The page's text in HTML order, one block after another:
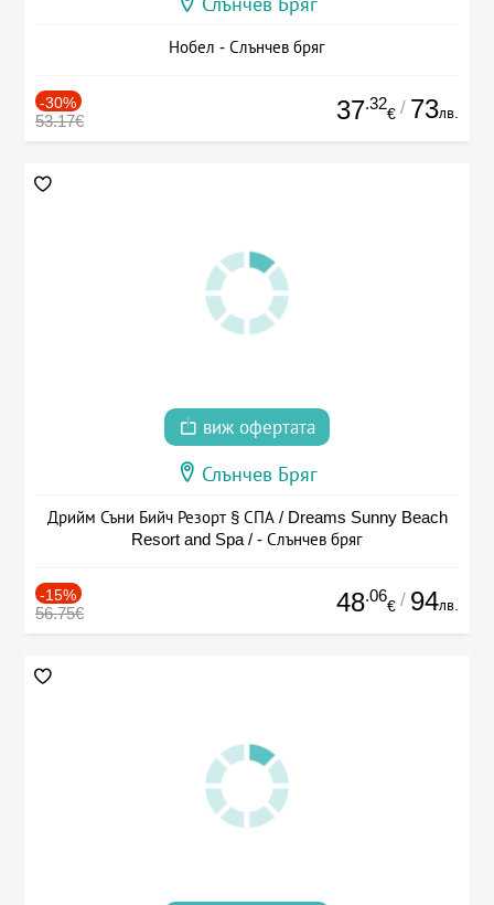
Нобел - Слънчев бряг
-30%
53.17€ 37.32
€ / 73лв.
виж офертата
Слънчев Бряг
Дрийм Съни Бийч Резорт § СПА / Dreams Sunny Beach
Resort and Spa / - Слънчев бряг
-15%
56.75€ 48.06
€ / 94лв.